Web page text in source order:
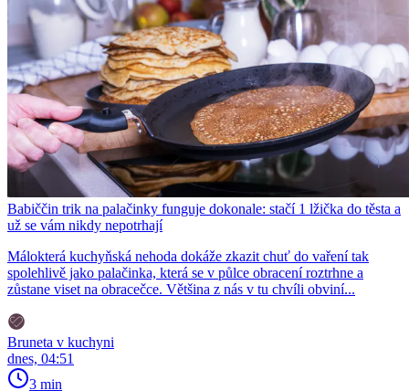
Babiččin trik na palačinky funguje dokonale: stačí 1 lžička do těsta a
už se vám nikdy nepotrhají
Málokterá kuchyňská nehoda dokáže zkazit chuť do vaření tak
spolehlivě jako palačinka, která se v půlce obracení roztrhne a
zůstane viset na obracečce. Většina z nás v tu chvíli obviní...
Bruneta v kuchyni
dnes, 04:51
3 min